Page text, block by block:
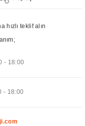
hızlı teklif alın
- 18:00
- 18:00